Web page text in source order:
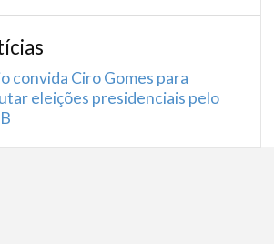
convida Ciro Gomes para
eleições presidenciais pelo